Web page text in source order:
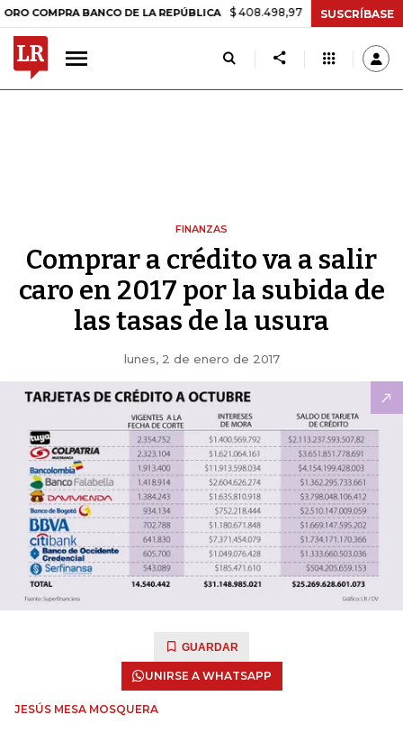
BANCO DE LA REPÚBLICA $ 408.498,97 +$ 8.753,81 +2,19%
SUSCRÍBASE
FINANZAS
Comprar a crédito va a salir
caro en 2017 por la subida de
las tasas de la usura
lunes, 2 de enero de 2017
GUARDAR
UNIRSE A WHATSAPP
JESÚS MESA MOSQUERA